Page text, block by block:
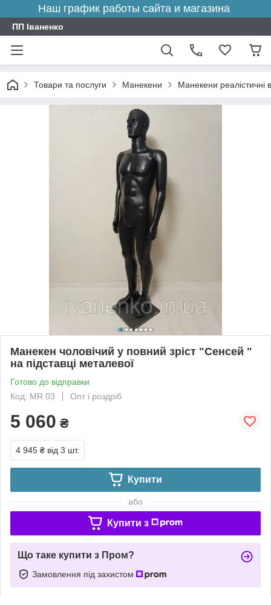
Наш график работы сайта и магазина
ПП Іваненко
Товари та послуги Манекени Манекени реалістичні
Манекен чоловічий у повний зріст "Сенсей "
на підставці металевої
Готово до відправки
Код: МR 03
Опт і роздріб
5 060 ₴
4 945 ₴ від 3 шт.
Купити
або
Купити з
Що таке купити з Пром?
Замовлення під захистом